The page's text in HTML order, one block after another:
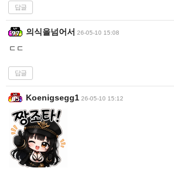
답글
의식을넘어서 26-05-10 15:08
ㄷㄷ
답글
Koenigsegg1 26-05-10 15:12